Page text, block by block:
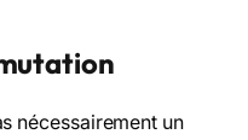
nécessairement un